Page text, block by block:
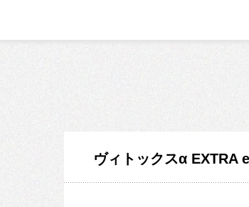
ヴィトックスα EXTRA